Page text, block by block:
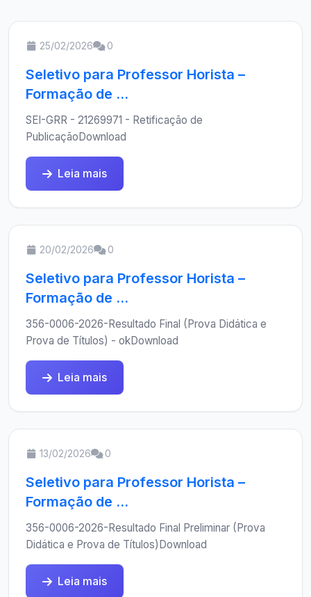
25/02/2026 0
Seletivo para Professor Horista –
Formação de ...
SEI-GRR - 21269971 - Retificação de
PublicaçãoDownload
Leia mais
20/02/2026 0
Seletivo para Professor Horista –
Formação de ...
356-0006-2026-Resultado Final (Prova Didática e
Prova de Títulos) - okDownload
Leia mais
13/02/2026 0
Seletivo para Professor Horista –
Formação de ...
356-0006-2026-Resultado Final Preliminar (Prova
Didática e Prova de Títulos)Download
Leia mais